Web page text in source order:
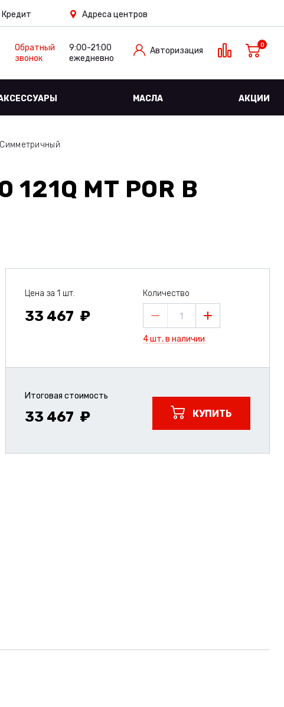
Кредит Адреса центров
Обратный
звонок
9:00-21:00
ежедневно
Авторизация
0
МАСЛА АКЦИИ
MT POR В
Цена за 1 шт.
33 467
Количество
1
4 шт. в наличии
Итоговая стоимость
33 467 КУПИТЬ